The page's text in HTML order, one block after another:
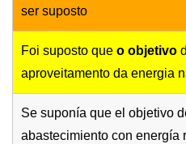
ser suposto
Foi suposto que o objetivo
aproveitamento da energia
Se suponía que el objetivo
abastecimiento con energía